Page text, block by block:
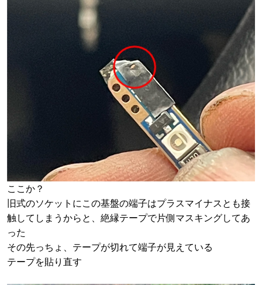
ここか？
旧式のソケットにこの基盤の端子はプラスマイナスとも接
触してしまうからと、絶縁テープで片側マスキングしてあ
った
その先っちょ、テープが切れて端子が見えている
テープを貼り直す